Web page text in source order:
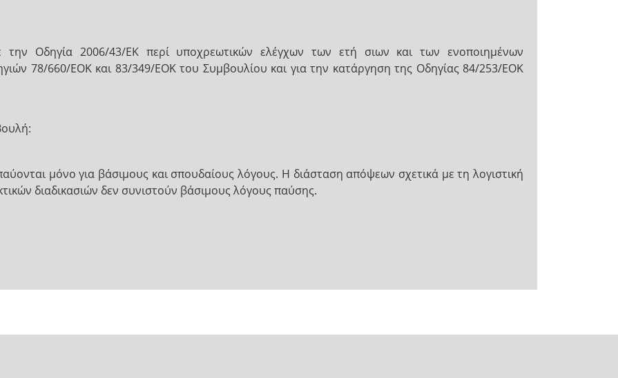
την Οδηγία 2006/43/ΕΚ περί υποχρεωτικών ελέγχων των ετή σιων και των ενοποιημένων
78/660/ΕΟΚ και 83/349/ΕΟΚ του Συμβουλίου και για την κατάργηση της Οδηγίας 84/253/ΕΟΚ
μόνο για βάσιμους και σπουδαίους λόγους. Η διάσταση απόψεων σχετικά με τη λογιστική
διαδικασιών δεν συνιστούν βάσιμους λόγους παύσης.